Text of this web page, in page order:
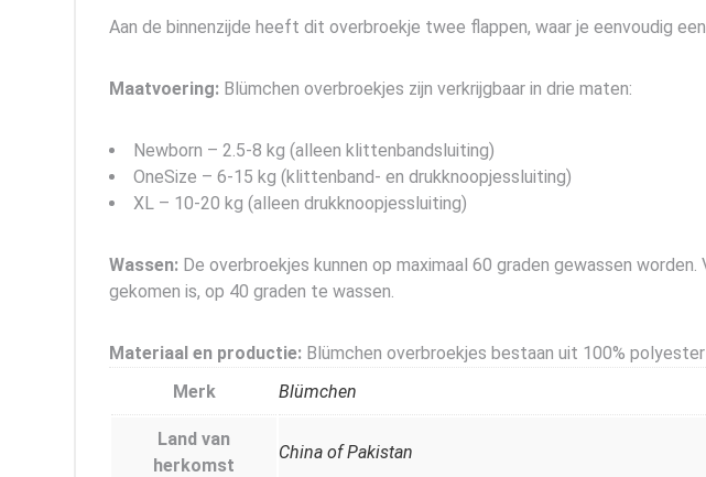
Aan de binnenzijde heeft dit overbroekje twee flappen, waar je eenvoudig
Maatvoering: Blümchen overbroekjes zijn verkrijgbaar in drie maten:
Newborn – 2.5-8 kg (alleen klittenbandsluiting)
OneSize – 6-15 kg (klittenband- en drukknoopjessluiting)
XL – 10-20 kg (alleen drukknoopjessluiting)
Wassen: De overbroekjes kunnen op maximaal 60 graden gewassen
gekomen is, op 40 graden te wassen.
Materiaal en productie: Blümchen overbroekjes bestaan uit 100%
Merk
Blümchen
Land van
herkomst
China of Pakistan